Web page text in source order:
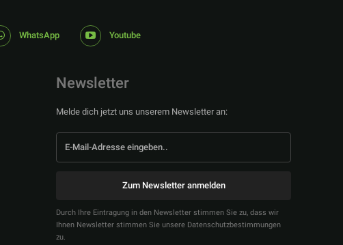
WhatsApp Youtube
Newsletter
Melde dich jetzt uns unserem Newsletter an:
Zum Newsletter anmelden
Durch Ihre Eintragung in den Newsletter stimmen Sie zu, dass wir
Ihnen Newsletter stimmen Sie unsere Datenschutzbestimmungen
zu.